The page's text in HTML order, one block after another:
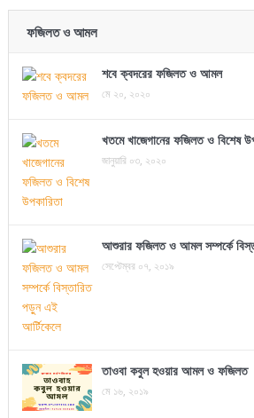
ফজিলত ও আমল
শবে ক্বদরের ফজিলত ও আমল
মে ২০, ২০২০
খতমে খাজেগানের ফজিলত ও বিশেষ
জানুয়ারি ০৩, ২০২০
আশুরার ফজিলত ও আমল সম্পর্কে
সেপ্টেম্বর ০৭, ২০১৯
তাওবা কবুল হওয়ার আমল ও ফজিলত
মে ১৬, ২০১৯